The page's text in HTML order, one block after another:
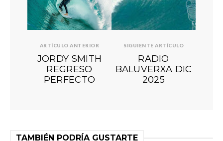
ARTÍCULO ANTERIOR
JORDY SMITH
REGRESO
PERFECTO
SIGUIENTE ARTÍCULO
RADIO
BALUVERXA DIC
2025
TAMBIÉN PODRÍA GUSTARTE